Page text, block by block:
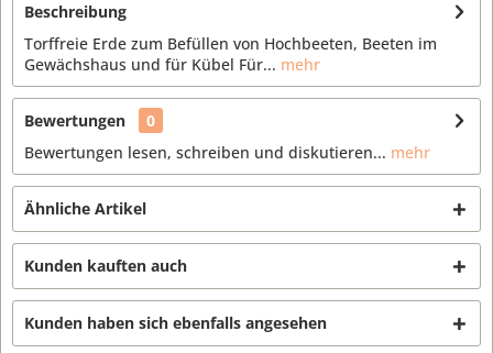
Beschreibung
Torffreie Erde zum Befüllen von Hochbeeten, Beeten im
Gewächshaus und für Kübel Für... mehr
Bewertungen
0
Bewertungen lesen, schreiben und diskutieren... mehr
Ähnliche Artikel
Kunden kauften auch
Kunden haben sich ebenfalls angesehen